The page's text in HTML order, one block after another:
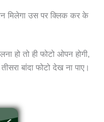
मिलेगा उस पर क्लिक कर के
हो तो ही फोटो ओपन होगी,
बांदा फोटो देख ना पाए।